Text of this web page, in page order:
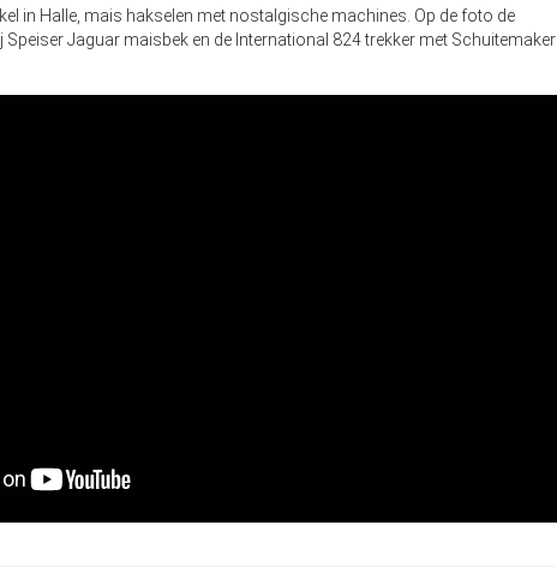
in Halle, mais hakselen met nostalgische machines. Op de foto de
Jaguar maisbek en de International 824 trekker met Schuitemaker